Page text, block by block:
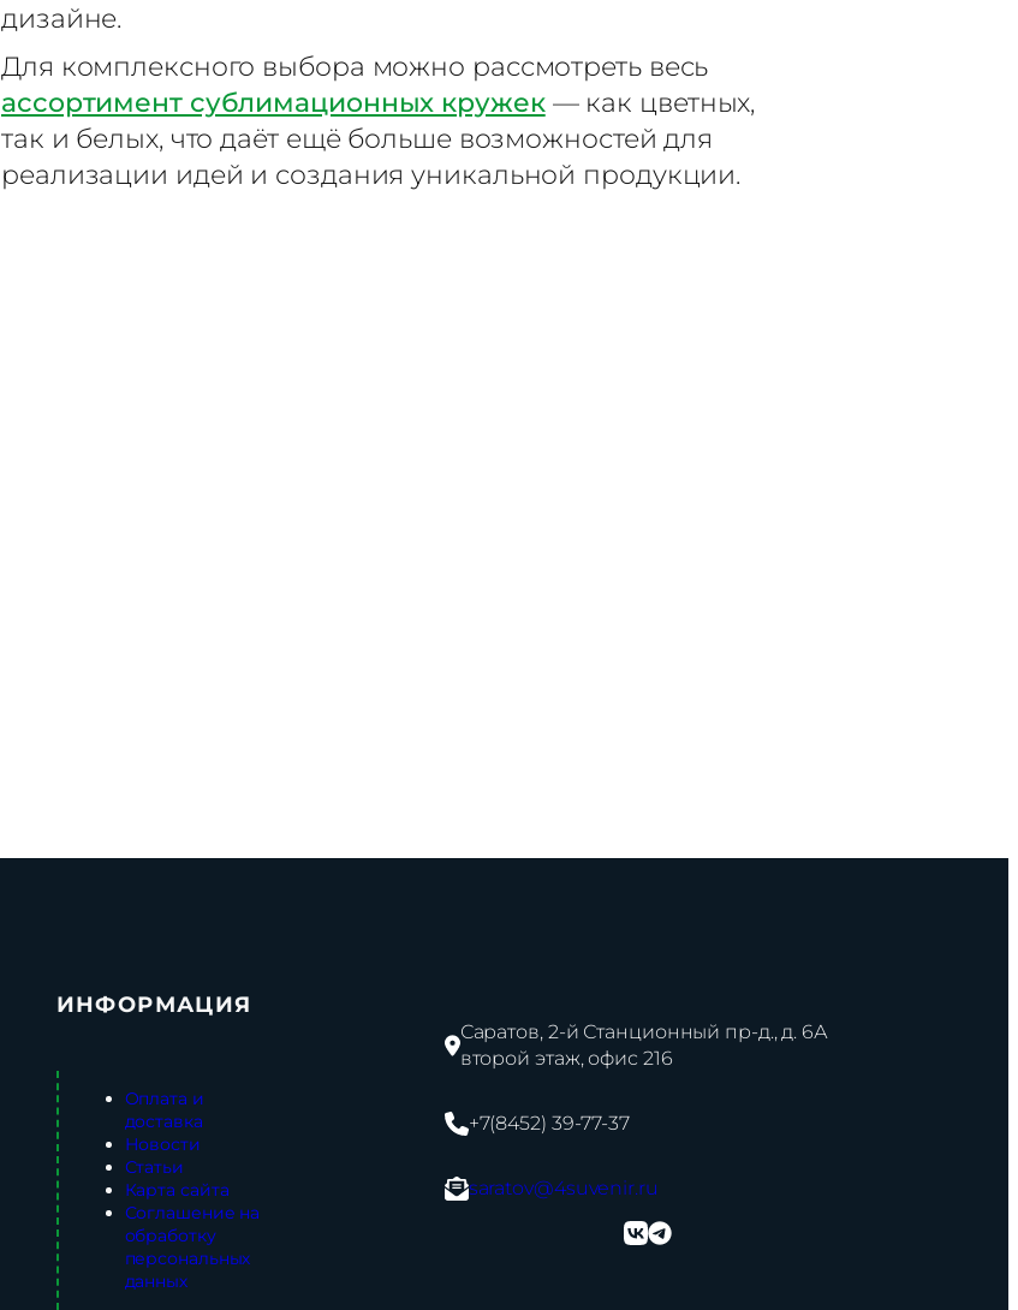
дизайне.
Для комплексного выбора можно рассмотреть весь
ассортимент сублимационных кружек— как цветных,
так и белых, что даёт ещё больше возможностей для
реализации идей и создания уникальной продукции.
ИНФОРМАЦИЯ
Оплата и
доставка
Новости
Статьи
Карта сайта
Соглашение на
обработку
персональных
данных
Саратов, 2-й Станционный пр-д., д. 6А
второй этаж, офис 216
+7(8452) 39-77-37
saratov@4suvenir.ru